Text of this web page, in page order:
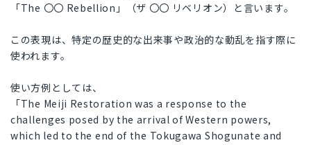
「The 〇〇 Rebellion」（ザ 〇〇 リベリオン）と言います。
この表現は、特定の歴史的な出来事や政治的な動乱を指す際に
使われます。
使い方例としては、
「The Meiji Restoration was a response to the
challenges posed by the arrival of Western powers,
which led to the end of the Tokugawa Shogunate and